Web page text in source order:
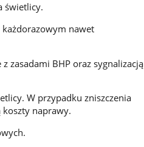
świetlicy.
nawet
zasadami BHP oraz sygnalizacją
W przypadku zniszczenia
naprawy.